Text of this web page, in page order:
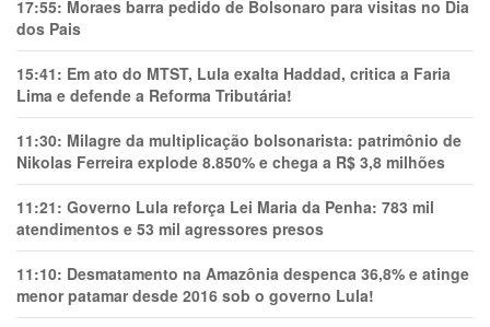
17:55: Moraes barra pedido de Bolsonaro para visitas no Dia
dos Pais
15:41: Em ato do MTST, Lula exalta Haddad, critica a Faria
Lima e defende a Reforma Tributária!
11:30: Milagre da multiplicação bolsonarista: patrimônio de
Nikolas Ferreira explode 8.850% e chega a R$ 3,8 milhões
11:21: Governo Lula reforça Lei Maria da Penha: 783 mil
atendimentos e 53 mil agressores presos
11:10: Desmatamento na Amazônia despenca 36,8% e atinge
menor patamar desde 2016 sob o governo Lula!